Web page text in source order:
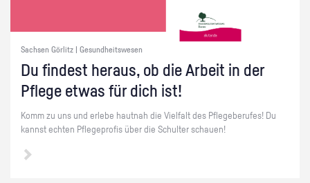
Sachsen Görlitz | Gesundheitswesen
Du fin­dest her­aus, ob die Ar­beit in der
Pfle­ge etwas für dich ist!
Komm zu uns und er­le­be haut­nah die Viel­falt des Pfle­ge­be­ru­fes! Du
kannst ech­ten Pfle­ge­pro­fis über die Schul­ter schau­en!